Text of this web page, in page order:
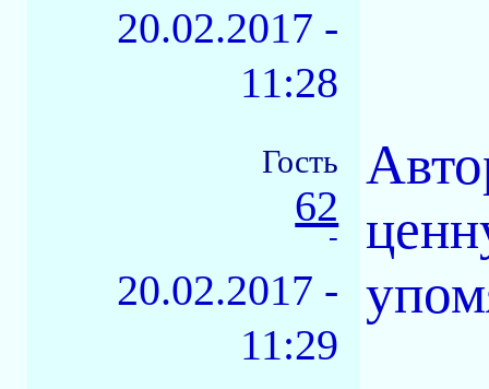
20.02.2017 -
11:28
Гость
62
-
20.02.2017 -
11:29